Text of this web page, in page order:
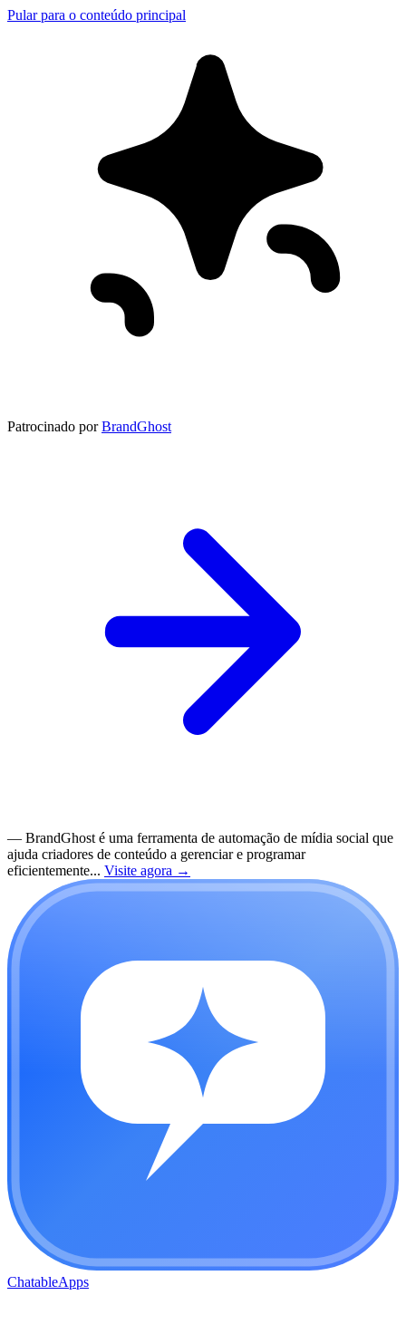
Pular para o conteúdo principal
Patrocinado por BrandGhost
— BrandGhost é uma ferramenta de automação de mídia social que
ajuda criadores de conteúdo a gerenciar e programar
eficientemente... Visite agora →
ChatableApps